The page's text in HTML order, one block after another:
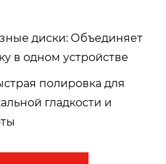
диски: Объединяет
в одном устройстве
полировка для
гладкости и